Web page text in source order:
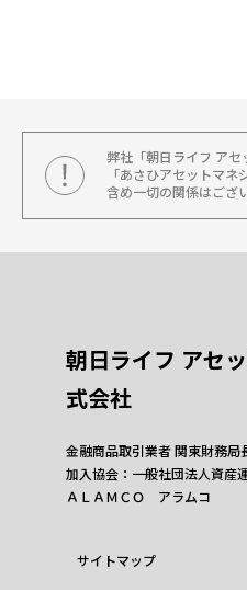
弊社「朝日ライフ アセ
「あさひアセットマ
含め一切の関係はござ
朝日ライフ アセ
式会社
金融商品取引業者 関東財務局
加入協会：一般社団法人資産
ＡＬＡＭＣＯ アラムコ
サイトマップ